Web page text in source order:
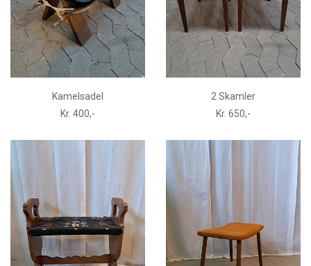
Kamelsadel
Kr. 400,-
2 Skamler
Kr. 650,-